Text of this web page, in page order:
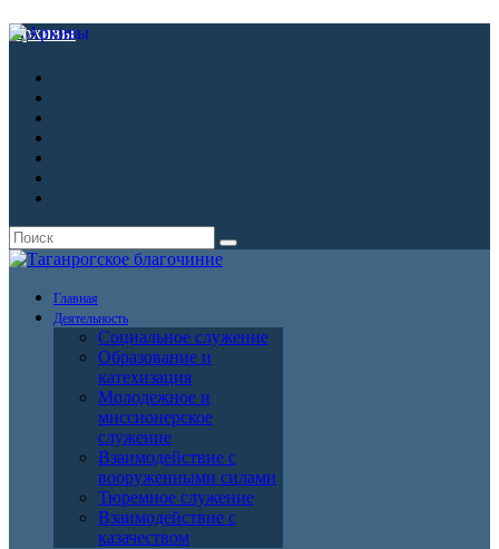
Архивы
Главная
Деятельность
Социальное служение
Образование и
катехизация
Молодежное и
миссионерское
служение
Взаимодействие с
вооруженными силами
Тюремное служение
Взаимодействие с
казачеством